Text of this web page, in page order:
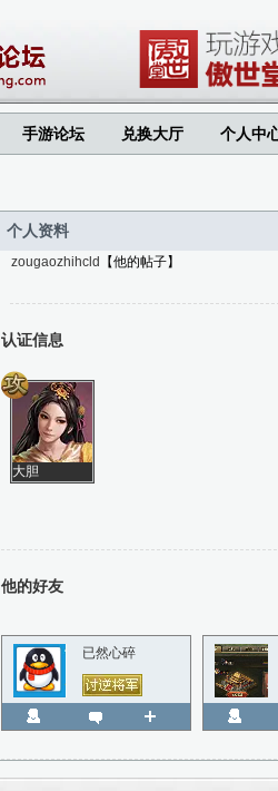
手游论坛 兑换大厅 个人中
个人资料
zougaozhihcld 【他的帖子】
认证信息
大胆
他的好友
已然心碎